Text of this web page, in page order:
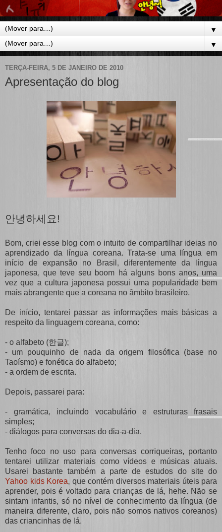
▼
▼
TERÇA-FEIRA, 5 DE JANEIRO DE 2010
Apresentação do blog
안녕하세요!
Bom, criei esse blog com o intuito de compartilhar ideias no
aprendizado da língua coreana. Trata-se uma língua em
início de expansão no Brasil, diferentemente da língua
japonesa, que teve seu boom há alguns bons anos, uma
vez que a cultura japonesa possui uma popularidade bem
mais abrangente que a coreana no âmbito brasileiro.
De início, tentarei passar as informações mais básicas a
respeito da linguagem coreana, como:
- o alfabeto (한글);
- um pouquinho de nada da origem filosófica (base no
Taoísmo) e fonética do alfabeto;
- a ordem de escrita.
Depois, passarei para:
- gramática, incluindo vocabulário e estruturas frasais
simples;
- diálogos para conversas do dia-a-dia.
Tenho foco no uso para conversas corriqueiras, portanto
tentarei utilizar materiais como vídeos e músicas atuais.
Usarei bastante também a parte de estudos do site do
Yahoo kids Korea, que contém diversos materiais úteis para
aprender, pois é voltado para crianças de lá, hehe. Não se
sintam infantis, só no nível de conhecimento da língua (de
maneira diferente, claro, pois não somos nativos coreanos)
das criancinhas de lá.